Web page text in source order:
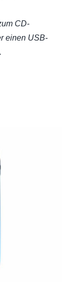
CD-
einen USB-
Stream